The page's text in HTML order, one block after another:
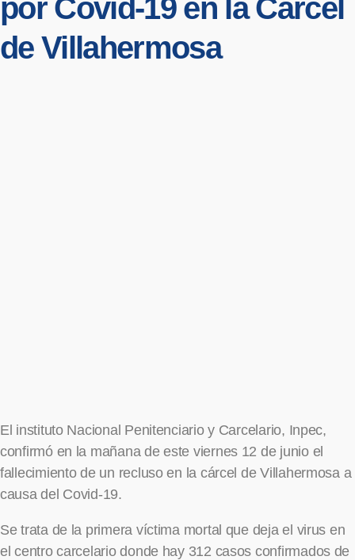
por Covid-19 en la Cárcel
de Villahermosa
El instituto Nacional Penitenciario y Carcelario, Inpec,
confirmó en la mañana de este viernes 12 de junio el
fallecimiento de un recluso en la cárcel de Villahermosa a
causa del Covid-19.
Se trata de la primera víctima mortal que deja el virus en
el centro carcelario donde hay 312 casos confirmados de